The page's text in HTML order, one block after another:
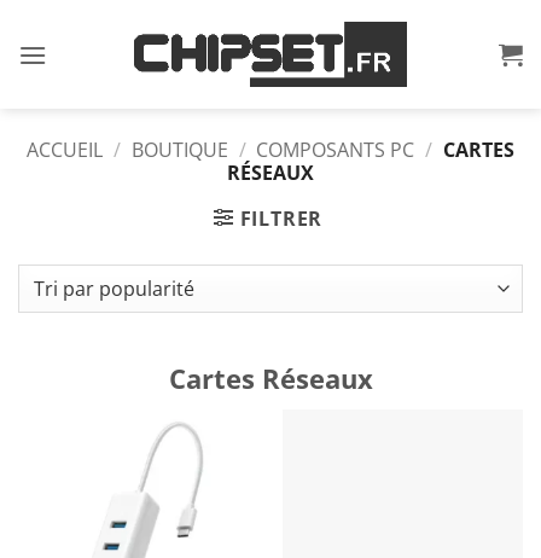
au
ACCUEIL / BOUTIQUE / COMPOSANTS PC / CARTES
RÉSEAUX
FILTRER
Cartes Réseaux